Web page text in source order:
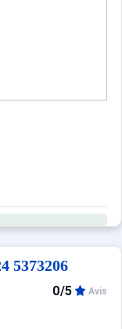
5373206
0/5 Avis